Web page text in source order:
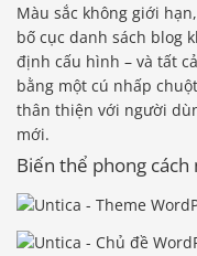
Màu sắc không giới
bố cục danh sách blog
định cấu hình – và tất
bằng một cú nhấp
thân thiện với người
mới.
Biến thể phong cách